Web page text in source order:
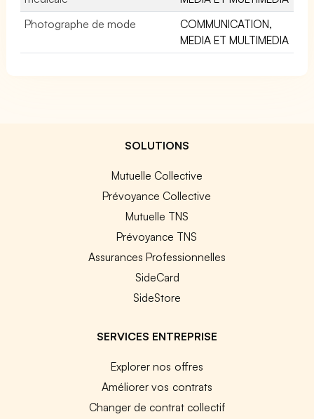
Photographe de mode
COMMUNICATION,
MEDIA ET MULTIMEDIA
SOLUTIONS
Mutuelle Collective
Prévoyance Collective
Mutuelle TNS
Prévoyance TNS
Assurances Professionnelles
SideCard
SideStore
SERVICES ENTREPRISE
Explorer nos offres
Améliorer vos contrats
Changer de contrat collectif